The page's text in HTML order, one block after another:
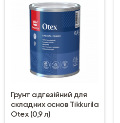
Грунт адгезійний для
складних основ Tikkurila
Otex (0,9 л)